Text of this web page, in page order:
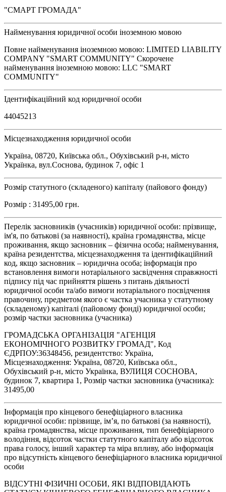
"СМАРТ ГРОМАДА"
Найменування юридичної особи іноземною мовою
Повне найменування іноземною мовою: LIMITED LIABILITY
COMPANY "SMART COMMUNITY" Скорочене
найменування іноземною мовою: LLC "SMART
COMMUNITY"
Ідентифікаційний код юридичної особи
44045213
Місцезнаходження юридичної особи
Україна, 08720, Київська обл., Обухівський р-н, місто
Українка, вул.Соснова, будинок 7, офіс 1
Розмір статутного (складеного) капіталу (пайового фонду)
Розмір : 31495,00 грн.
Перелік засновників (учасників) юридичної особи: прізвище,
ім'я, по батькові (за наявності), країна громадянства, місце
проживання, якщо засновник – фізична особа; найменування,
країна резидентства, місцезнаходження та ідентифікаційний
код, якщо засновник – юридична особа; інформація про
встановлення вимоги нотаріального засвідчення справжності
підпису під час прийняття рішень з питань діяльності
юридичної особи та/або вимоги нотаріального посвідчення
правочину, предметом якого є частка учасника у статутному
(складеному) капіталі (пайовому фонді) юридичної особи;
розмір частки засновника (учасника)
ГРОМАДСЬКА ОРГАНІЗАЦІЯ "АГЕНЦІЯ
ЕКОНОМІЧНОГО РОЗВИТКУ ГРОМАД", Код
ЄДРПОУ:36348456, резидентство: Україна,
Місцезнаходження: Україна, 08720, Київська обл.,
Обухівський р-н, місто Українка, ВУЛИЦЯ СОСНОВА,
будинок 7, квартира 1, Розмір частки засновника (учасника):
31495,00
Інформація про кінцевого бенефіціарного власника
юридичної особи: прізвище, ім’я, по батькові (за наявності),
країна громадянства, місце проживання, тип бенефіціарного
володіння, відсоток частки статутного капіталу або відсоток
права голосу, інший характер та міра впливу, або інформація
про відсутність кінцевого бенефіціарного власника юридичної
особи
ВІДСУТНІ ФІЗИЧНІ ОСОБИ, ЯКІ ВІДПОВІДАЮТЬ